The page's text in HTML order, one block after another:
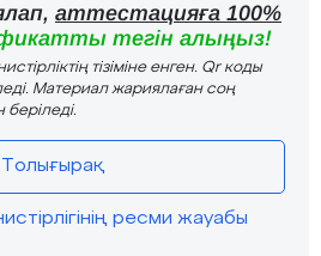
аттестацияға 100%
тегін алыңыз!
тізіміне енген. Qr коды
Материал жариялаған соң
беріледі.
Толығырақ
ресми жауабы